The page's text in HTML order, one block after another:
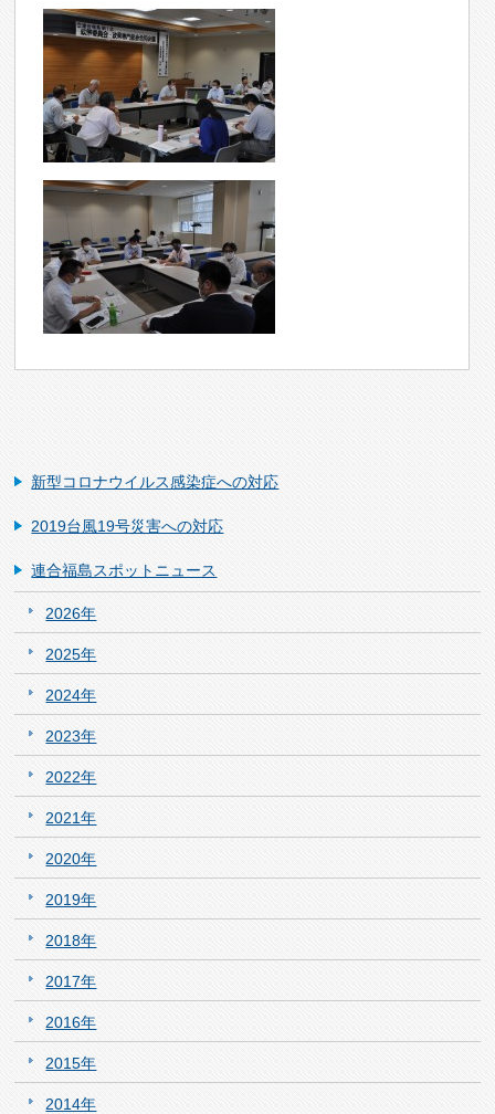
新型コロナウイルス感染症への対応
2019台風19号災害への対応
連合福島スポットニュース
2026年
2025年
2024年
2023年
2022年
2021年
2020年
2019年
2018年
2017年
2016年
2015年
2014年